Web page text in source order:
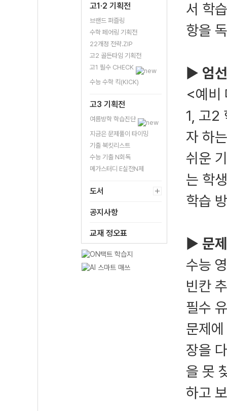
고1·2 기획전
브랜드 퍼즐링
수학 페어링 기획전
22개정 전략.ZIP
고2 골든타임 기획전
고1 필수 CHECK
수능 수학 킥(KICK)
고3 기획전
여름방학 학습진단
지금은 문제풀이 타이밍
기출 북킷리스트
수능 기출 N회독
메가스터디 E실전N제
도서
공지사항
교재 정오표
서 학
항을
▶ 엄
<예비
1, 고2
자 하
쉬운
는 학
학습
▶ 문
수능
빈칸
필수
문제
장을
을 못
하고